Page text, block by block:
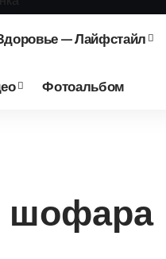
— Лайфстайл
Фотоальбом
шофара